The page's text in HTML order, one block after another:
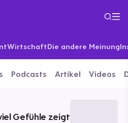
WirtschaftDie andere Meinung
Podcasts Artikel Videos
Gefühle zeigt